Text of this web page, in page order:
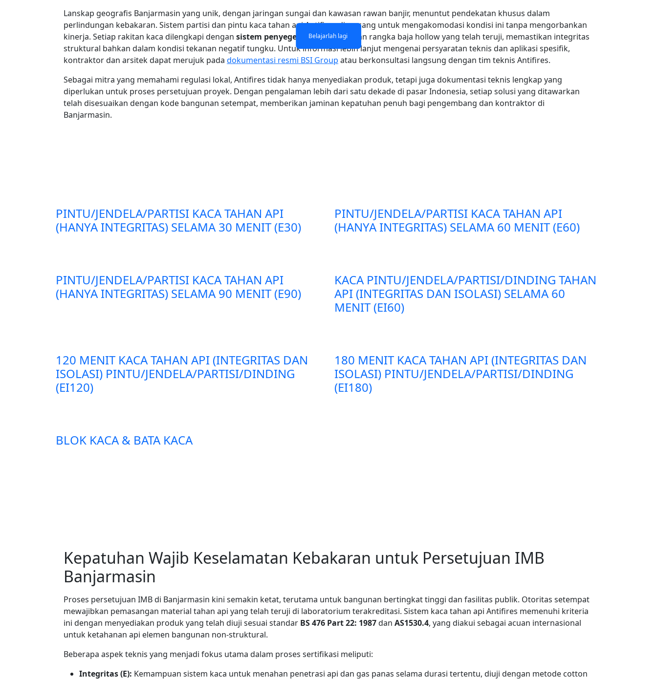
Belajarlah lagi
Belajarlah lagi
Belajarlah lagi
Belajarlah lagi
Lanskap geografis Banjarmasin yang unik, dengan jaringan sungai dan kawasan rawan banjir, menuntut pendekatan khusus dalam
perlindungan kebakaran. Sistem partisi dan pintu kaca tahan api Antifires dirancang untuk mengakomodasi kondisi ini tanpa mengorbankan
kinerja. Setiap rakitan kaca dilengkapi dengan sistem penyegel intumescent
dan rangka baja hollow yang telah teruji, memastikan integritas
struktural bahkan dalam kondisi tekanan negatif tungku. Untuk informasi lebih lanjut mengenai persyaratan teknis dan aplikasi spesifik,
kontraktor dan arsitek dapat merujuk pada dokumentasi resmi BSI Group atau berkonsultasi langsung dengan tim teknis Antifires.
Sebagai mitra yang memahami regulasi lokal, Antifires tidak hanya menyediakan produk, tetapi juga dokumentasi teknis lengkap yang
diperlukan untuk proses persetujuan proyek. Dengan pengalaman lebih dari satu dekade di pasar Indonesia, setiap solusi yang ditawarkan
telah disesuaikan dengan kode bangunan setempat, memberikan jaminan kepatuhan penuh bagi pengembang dan kontraktor di
Banjarmasin.
PINTU/JENDELA/PARTISI KACA TAHAN API
(HANYA INTEGRITAS) SELAMA 30 MENIT (E30)
PINTU/JENDELA/PARTISI KACA TAHAN API
(HANYA INTEGRITAS) SELAMA 60 MENIT (E60)
PINTU/JENDELA/PARTISI KACA TAHAN API
(HANYA INTEGRITAS) SELAMA 90 MENIT (E90)
KACA PINTU/JENDELA/PARTISI/DINDING TAHAN
API (INTEGRITAS DAN ISOLASI) SELAMA 60
MENIT (EI60)
120 MENIT KACA TAHAN API (INTEGRITAS DAN
ISOLASI) PINTU/JENDELA/PARTISI/DINDING
(EI120)
180 MENIT KACA TAHAN API (INTEGRITAS DAN
ISOLASI) PINTU/JENDELA/PARTISI/DINDING
(EI180)
BLOK KACA & BATA KACA
Kepatuhan Wajib Keselamatan Kebakaran untuk Persetujuan IMB
Banjarmasin
Proses persetujuan IMB di Banjarmasin kini semakin ketat, terutama untuk bangunan bertingkat tinggi dan fasilitas publik. Otoritas setempat
mewajibkan pemasangan material tahan api yang telah teruji di laboratorium terakreditasi. Sistem kaca tahan api Antifires memenuhi kriteria
ini dengan menyediakan produk yang telah diuji sesuai standar BS 476 Part 22: 1987dan AS1530.4, yang diakui sebagai acuan internasional
untuk ketahanan api elemen bangunan non-struktural.
Beberapa aspek teknis yang menjadi fokus utama dalam proses sertifikasi meliputi:
Integritas (E): Kemampuan sistem kaca untuk menahan penetrasi api dan gas panas selama durasi tertentu, diuji dengan metode cotton